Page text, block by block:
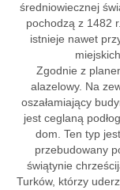
średniowiecznej
pochodzą z 1482
istnieje nawet
Zgodnie z
alazelowy. Na
oszałamiający
jest ceglaną
dom. Ten typ
przebudowany
świątynie
Turków, którzy